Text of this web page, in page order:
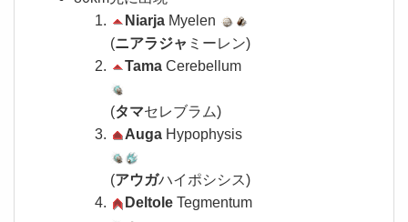
Niarja Myelen
(ニアラジャ ミーレン)
Tama Cerebellum
(タマセレブラム)
Auga Hypophysis
(アウガハイポシシス)
Deltole Tegmentum